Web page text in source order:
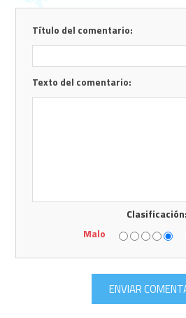
Título del comentario:
Texto del comentario:
Clasificación:
Malo